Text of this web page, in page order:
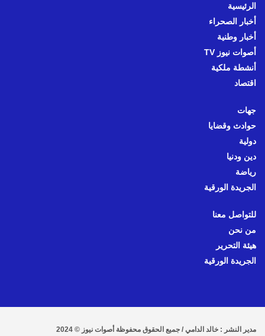
الرئيسية
أخبار الصحراء
أخبار وطنية
أصوات نيوز TV
أنشطة ملكية
اقتصاد
جهات
حوادث وقضايا
دولية
دين ودنيا
رياضة
الجريدة الورقية
للتواصل معنا
من نحن
هيئة التحرير
الجريدة الورقية
مدير النشر : خالد الدامي / جميع الحقوق محفوظة أصوات نيوز © 2024